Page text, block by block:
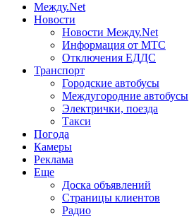
Между.Net
Новости
Новости Между.Net
Информация от МТС
Отключения ЕДДС
Транспорт
Городские автобусы
Междугородние автобусы
Электрички, поезда
Такси
Погода
Камеры
Реклама
Еще
Доска объявлений
Страницы клиентов
Радио